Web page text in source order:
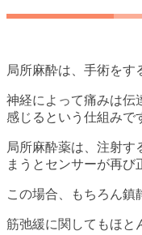
局所麻酔は、手術をす
神経によって痛みは伝
感じるという仕組みで
局所麻酔薬は、注射す
まうとセンサーが再び
この場合、もちろん鎮
筋弛緩に関してもほと